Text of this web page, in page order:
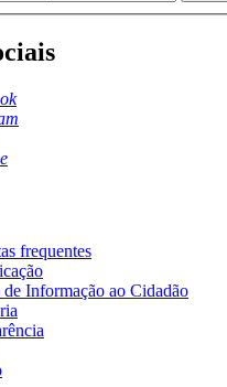
frequentes
de Informação ao Cidadão